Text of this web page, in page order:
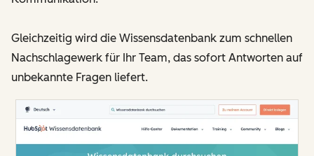
Gleichzeitig wird die Wissensdatenbank zum schnellen
Nachschlagewerk für Ihr Team, das sofort Antworten auf
unbekannte Fragen liefert.